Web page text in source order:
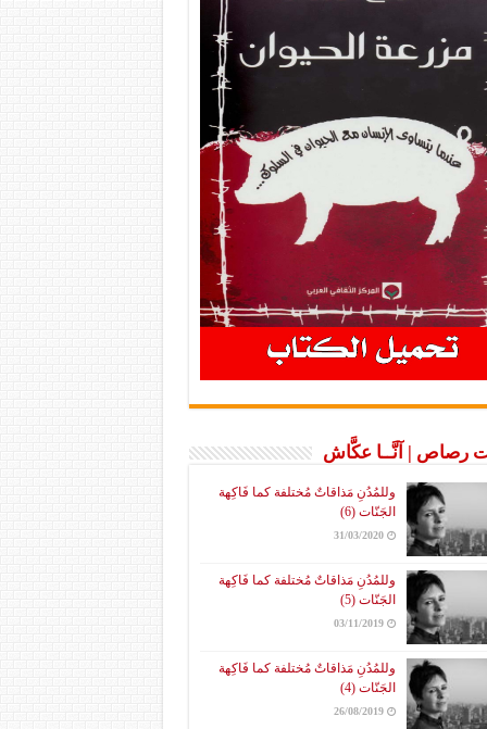
رصاص | آنَّــا عكَّاش
وللمُدُنِ مَذاقاتٌ مُختلفة كما فَاكِهة
الجَنّات (6)
31/03/2020
وللمُدُنِ مَذاقاتٌ مُختلفة كما فَاكِهة
الجَنّات (5)
03/11/2019
وللمُدُنِ مَذاقاتٌ مُختلفة كما فَاكِهة
الجَنّات (4)
26/08/2019